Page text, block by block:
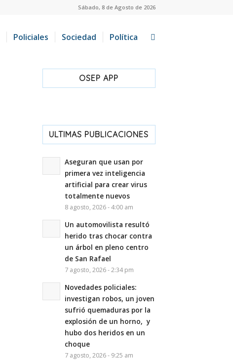
Sábado, 8 de Agosto de 2026
Policiales Sociedad Política
OSEP APP
ULTIMAS PUBLICACIONES
Aseguran que usan por
primera vez inteligencia
artificial para crear virus
totalmente nuevos
8 agosto, 2026 - 4:00 am
Un automovilista resultó
herido tras chocar contra
un árbol en pleno centro
de San Rafael
7 agosto, 2026 - 2:34 pm
Novedades policiales:
investigan robos, un joven
sufrió quemaduras por la
explosión de un horno, y
hubo dos heridos en un
choque
7 agosto, 2026 - 9:25 am